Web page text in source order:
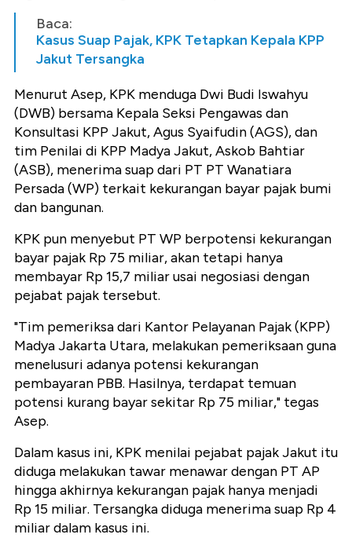
Baca:
Kasus Suap Pajak, KPK Tetapkan Kepala KPP
Jakut Tersangka
Menurut Asep, KPK menduga Dwi Budi Iswahyu
(DWB) bersama Kepala Seksi Pengawas dan
Konsultasi KPP Jakut, Agus Syaifudin (AGS), dan
tim Penilai di KPP Madya Jakut, Askob Bahtiar
(ASB), menerima suap dari PT PT Wanatiara
Persada (WP) terkait kekurangan bayar pajak bumi
dan bangunan.
KPK pun menyebut PT WP berpotensi kekurangan
bayar pajak Rp 75 miliar, akan tetapi hanya
membayar Rp 15,7 miliar usai negosiasi dengan
pejabat pajak tersebut.
"Tim pemeriksa dari Kantor Pelayanan Pajak (KPP)
Madya Jakarta Utara, melakukan pemeriksaan guna
menelusuri adanya potensi kekurangan
pembayaran PBB. Hasilnya, terdapat temuan
potensi kurang bayar sekitar Rp 75 miliar," tegas
Asep.
Dalam kasus ini, KPK menilai pejabat pajak Jakut itu
diduga melakukan tawar menawar dengan PT AP
hingga akhirnya kekurangan pajak hanya menjadi
Rp 15 miliar. Tersangka diduga menerima suap Rp 4
miliar dalam kasus ini.